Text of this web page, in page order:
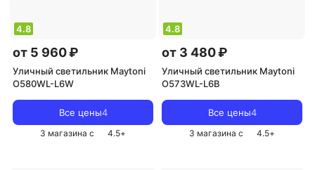
4.8
от 5 960 ₽
Уличный светильник Maytoni
O580WL-L6W
Все цены4
3 магазина с 4.5+
4.8
от 3 480 ₽
Уличный светильник Maytoni
O573WL-L6B
Все цены4
3 магазина с 4.5+